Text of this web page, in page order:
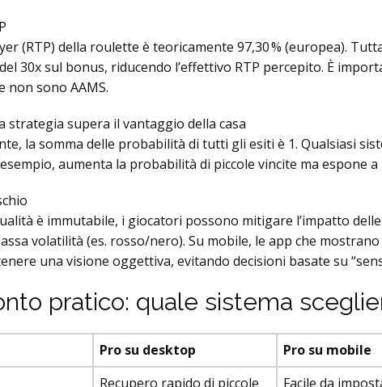
(RTP) della roulette è teoricamente 97,30 % (europea).
30x sul bonus, riducendo l’effettivo RTP percepito. È
non sono AAMS.
strategia supera il vantaggio della casa
la somma delle probabilità di tutti gli esiti è 1. Qualsiasi
aumenta la probabilità di piccole vincite ma espone
è immutabile, i giocatori possono mitigare l’impatto
volatilità (es. rosso/nero). Su mobile, le app che
una visione oggettiva, evitando decisioni basate su
pratico: quale sistema
Pro su desktop Pro su mobile
Recupero rapido di piccole Facile da